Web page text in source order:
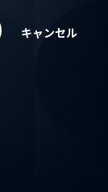
キャンセル